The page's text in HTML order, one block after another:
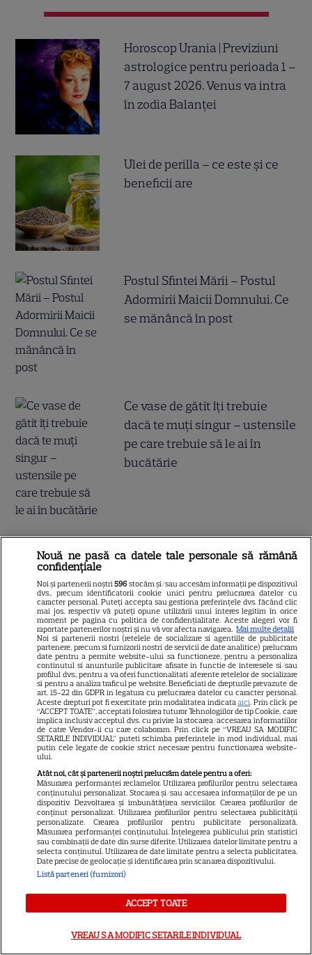
Horoscop Urania | Previziuni
astrologice pentru perioada 1 –
7 august 2026. Venus va intra
în zodia Balanței
Ulei de perilla – ce este și ce
beneficii are
Postul Sfintei Mării – Postul
Adormirii Maicii Domnului. Ce
se mănâncă în post
Ce vase de gătit îți trebuie
dacă te muți singur – ustensile
pe care trebuie să le ai în
bucătărie
ALTE ARTICOLE
INTERESANTE
16
NETFLIX
Noutăți Netflix în august 2026:
Robert De Niro, „Nosferatu” și
noile sezoane din „Outer
Banks” și „Un veac de
singurătate”
14
VEDETE STRĂINE
Sean Astin din „Stăpânul
Inelelor” a fost nevoit să își
vândă casa din cauza
salariului mic: Câți bani a
primit de fapt
Elon Musk, atac la adresa
Nouă ne pasă ca datele tale personale să rămână
confidențiale
Noi și partenerii noștri596 stocăm și/sau accesăm informații pe dispozitivul
dvs., precum identificatorii cookie unici pentru prelucrarea datelor cu
caracter personal. Puteți accepta sau gestiona preferințele dvs. făcând clic
mai jos, respectiv vă puteți opune utilizării unui interes legitim în orice
moment pe pagina cu politica de confidențialitate. Aceste alegeri vor fi
raportate partenerilor noștri și nu vă vor afecta navigarea. Mai multe detalii
Noi si partenerii nostri (retelele de socializare si agentiile de publicitate
partenere, precum si furnizorii nostri de servicii de date analitice) prelucram
date pentru a permite website-ului sa functioneze, pentru a personaliza
continutul si anunturile publicitare afisate in functie de interesele si/sau
profilul dvs., pentru a va oferi functionalitati aferente retelelor de socializare
si pentru a analiza traficul pe website. Beneficiati de drepturile prevazute de
art. 15-22 din GDPR in legatura cu prelucrarea datelor cu caracter personal.
Aceste drepturi pot fi exercitate prin modalitatea indicataaici. Prin click pe
“ACCEPT TOATE”, acceptati folosirea tuturor Tehnologiilor de tip Cookie, care
implica inclusiv acceptul dvs. cu privire la stocarea/accesarea informatiilor
de catre Vendor-ii cu care colaboram. Prin click pe “VREAU SA MODIFIC
SETARILE INDIVIDUAL” puteti schimba preferintele in mod individual, mai
putin cele legate de cookie strict necesare pentru functionarea website-
ului.
Atât noi, cât și partenerii noștri prelucrăm datele pentru a oferi:
Măsurarea performanței reclamelor. Utilizarea profilurilor pentru selectarea
conținutului personalizat. Stocarea și/sau accesarea informațiilor de pe un
dispozitiv. Dezvoltarea și îmbunătățirea serviciilor. Crearea profilurilor de
conținut personalizat. Utilizarea profilurilor pentru selectarea publicității
personalizate. Crearea profilurilor pentru publicitate personalizată.
Măsurarea performanței conținutului. Înțelegerea publicului prin statistici
sau combinații de date din surse diferite. Utilizarea datelor limitate pentru a
selecta conținutul. Utilizarea de date limitate pentru a selecta publicitatea.
Date precise de geolocație și identificarea prin scanarea dispozitivului.
Listă parteneri (furnizori)
ACCEPT TOATE
VREAU SA MODIFIC SETARILE INDIVIDUAL